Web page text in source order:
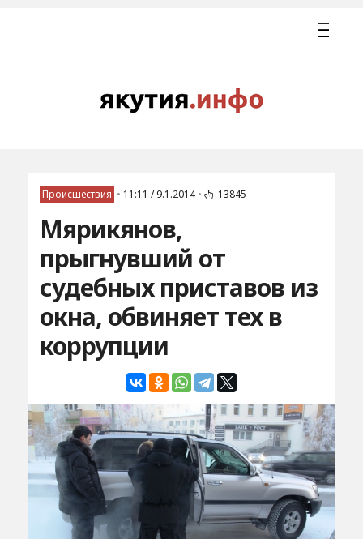
Происшествия • 11:11 / 9.1.2014 • 13845
Мярикянов,
прыгнувший от
судебных приставов из
окна, обвиняет тех в
коррупции